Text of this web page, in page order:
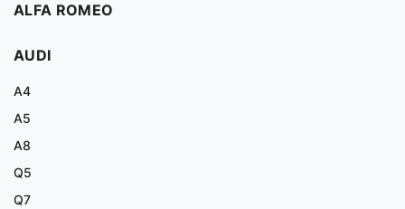
ALFA ROMEO
AUDI
A4
A5
A8
Q5
Q7